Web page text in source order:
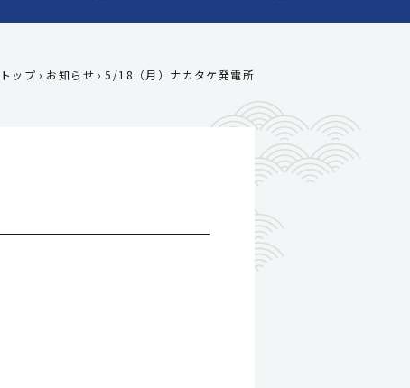
トップ お知らせ 5/18（月）ナカタケ発電所